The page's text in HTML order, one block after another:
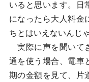
いると思います。日
になったら大人料金
ちとはいえないんじ
実際に声を聞いて
通を使う場合、電車
期の金額を見て、片